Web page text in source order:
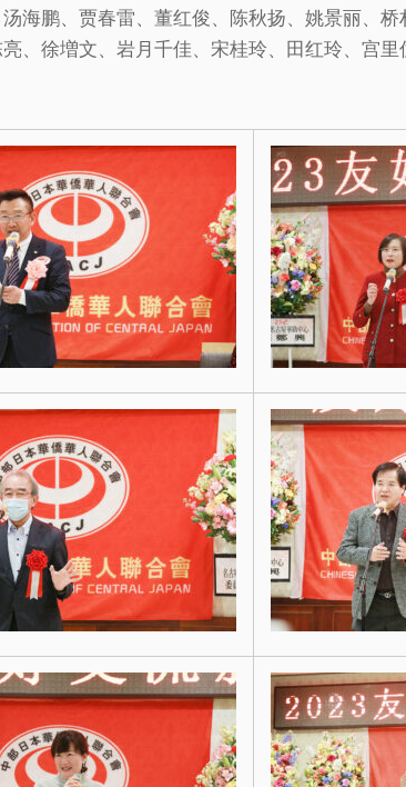
海鹏、贾春雷、董红俊、陈秋扬、姚景丽、
、徐増文、岩月千佳、宋桂玲、田红玲、宫